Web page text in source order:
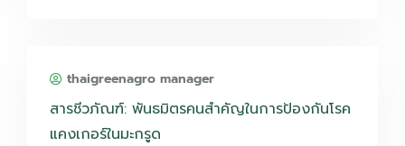
thaigreenagro manager
สารชีวภัณฑ์: พันธมิตรคนสำคัญในการป้องกันโรค
แคงเกอร์ในมะกรูด